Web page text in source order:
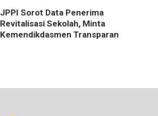
JPPI Sorot Data Penerima
Revitalisasi Sekolah, Minta
Kemendikdasmen Transparan